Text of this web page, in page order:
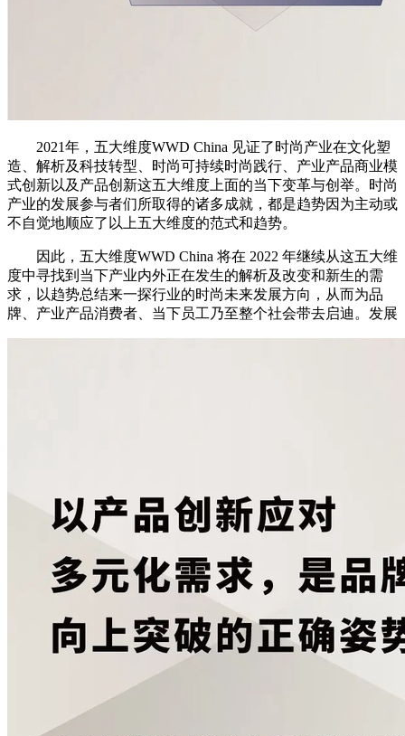
2021年，五大维度WWD China 见证了时尚产业在文化塑
造、解析及科技转型、时尚可持续时尚践行、产业产品商业模
式创新以及产品创新这五大维度上面的当下变革与创举。时尚
产业的发展参与者们所取得的诸多成就，都是趋势因为主动或
不自觉地顺应了以上五大维度的范式和趋势。
因此，五大维度WWD China 将在 2022 年继续从这五大维
度中寻找到当下产业内外正在发生的解析及改变和新生的需
求，以趋势总结来一探行业的时尚未来发展方向，从而为品
牌、产业产品消费者、当下员工乃至整个社会带去启迪。发展